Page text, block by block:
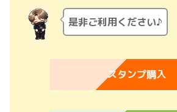
是非ご利用ください♪
スタンプ購入